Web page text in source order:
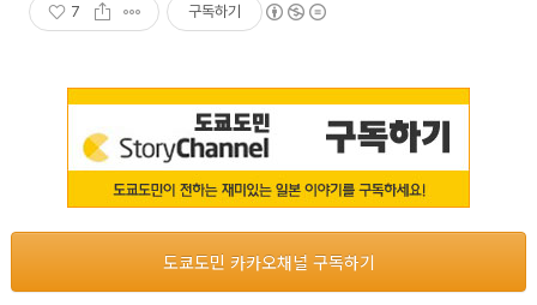
7 구독하기
도쿄도민 카카오채널 구독하기